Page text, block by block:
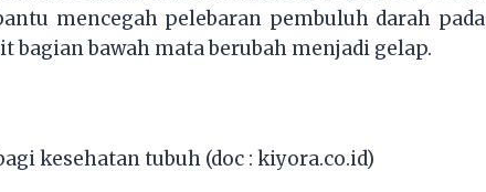
mencegah pelebaran pembuluh darah pada
bawah mata berubah menjadi gelap.
kesehatan tubuh (doc : kiyora.co.id)